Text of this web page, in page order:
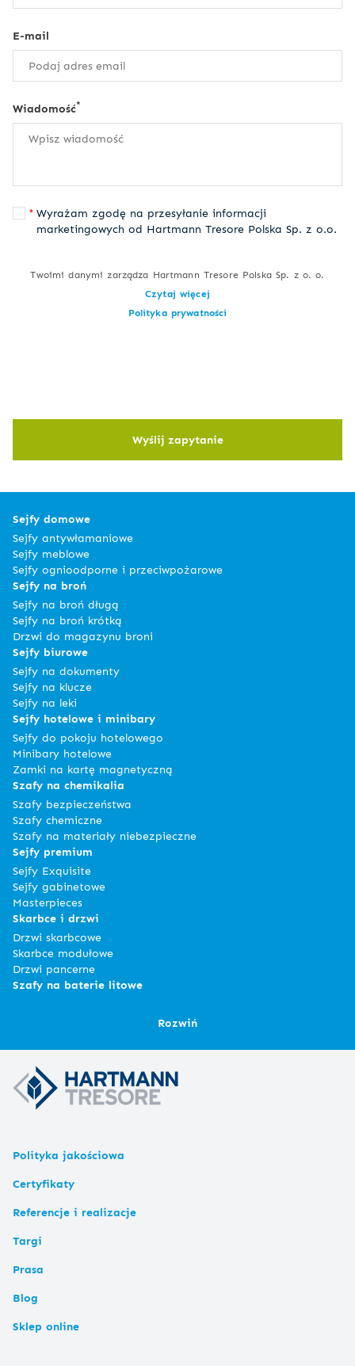
E-mail
Wiadomość*
Wyrażam zgodę na przesyłanie informacji
marketingowych od Hartmann Tresore Polska Sp. z o.o.
Twoimi danymi zarządza Hartmann Tresore Polska Sp. z o. o.
Czytaj więcej
Polityka prywatności
Wyślij zapytanie
Sejfy domowe
Sejfy antywłamaniowe
Sejfy meblowe
Sejfy ognioodporne i przeciwpożarowe
Sejfy na broń
Sejfy na broń długą
Sejfy na broń krótką
Drzwi do magazynu broni
Sejfy biurowe
Sejfy na dokumenty
Sejfy na klucze
Sejfy na leki
Sejfy hotelowe i minibary
Sejfy do pokoju hotelowego
Minibary hotelowe
Zamki na kartę magnetyczną
Szafy na chemikalia
Szafy bezpieczeństwa
Szafy chemiczne
Szafy na materiały niebezpieczne
Sejfy premium
Sejfy Exquisite
Sejfy gabinetowe
Masterpieces
Skarbce i drzwi
Drzwi skarbcowe
Skarbce modułowe
Drzwi pancerne
Szafy na baterie litowe
Rozwiń
Polityka jakościowa
Certyfikaty
Referencje i realizacje
Targi
Prasa
Blog
Sklep online